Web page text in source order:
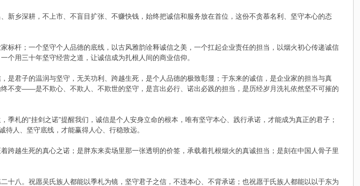
新乡深耕，不上市、不盲目扩张、不赚快钱，始终把诚信和服务放在首位，这份不贪慕名利、坚守本心的态
标杆；一个坚守个人品德的底线，以古风雅韵诠释诚信之美，一个扛起企业责任的担当，以烟火初心传递诚信
个用三十年坚守经营之道，让诚信成为扎根人间的商业信仰。
是君子的温润与坚守，无关功利、跨越生死，是个人品德的极致彰显；于东来的诚信，是企业家的担当与真
不变——是不欺心、不欺人、不欺世的坚守，是言出必行、诺出必践的担当，是历经岁月洗礼依然坚不可摧的
札的“挂剑之诺”提醒我们，诚信是个人安身立命的根本，唯有坚守本心、践行承诺，才能成为真正的君子；
待人、坚守底线，才能赢得人心、行稳致远。
跨越生死的真心之诺；是胖东来卖场里那一张透明的价签，承载着扎根烟火的真诚担当；是刻在中国人骨子里
十八。祝愿吴氏族人都能以季札为镜，坚守君子之信，不违本心、不背承诺；也祝愿于氏族人都能以以于东为